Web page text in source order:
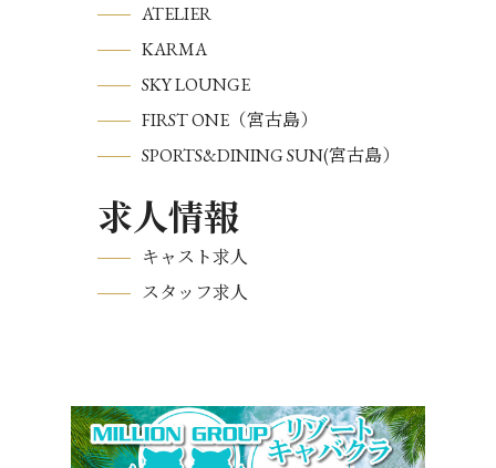
ATELIER
KARMA
SKY LOUNGE
FIRST ONE（宮古島）
SPORTS&DINING SUN(宮古島）
求人情報
キャスト求人
スタッフ求人